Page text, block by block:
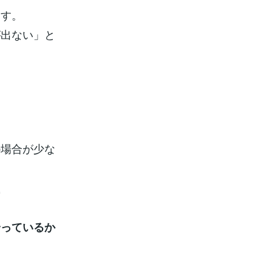
。
ない」と
合が少な
ているか